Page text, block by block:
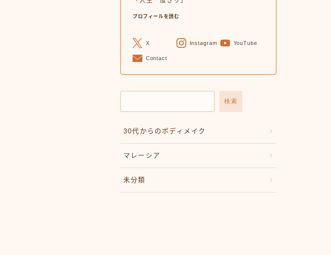
プロフィールを読む
X Instagram YouTube
Contact
検索
30代からのボディメイク
マレーシア
未分類